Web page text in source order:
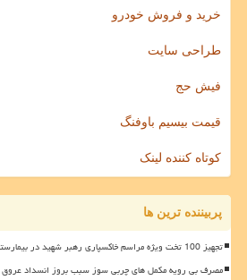
خرید و فروش خودرو
طراحی سایت
فیش حج
قیمت بیسیم باوفنگ
کوتاه کننده لینک
پربیننده ترین ها
تجهیز 100 تخت ویژه مراسم خاکسپاری رهبر شهید در بیمارستان صحرایی مصلی به علاوه فیلم
مصرف بی رویه مکمل های چربی سوز سبب بروز انسداد